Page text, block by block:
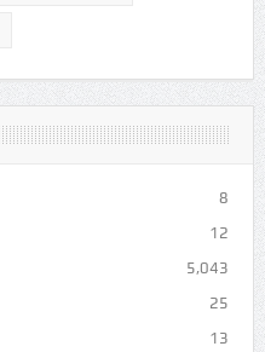
8
12
5,043
25
13